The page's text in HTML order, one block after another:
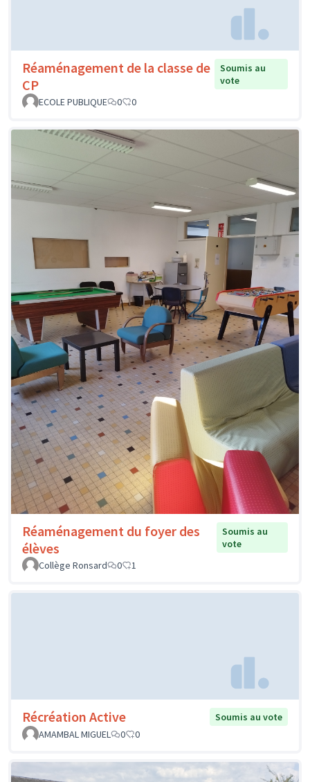
Réaménagement de la classe de
CP
Soumis au
vote
ECOLE PUBLIQUE
0 0
Réaménagement du foyer des
élèves
Soumis au
vote
Collège Ronsard
0 1
Récréation Active
Soumis au vote
AMAMBAL MIGUEL
0 0